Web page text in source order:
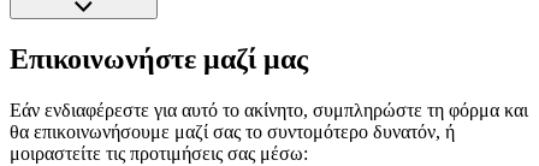
Επικοινωνήστε μαζί μας
Εάν ενδιαφέρεστε για αυτό το ακίνητο, συμπληρώστε τη φόρμα και
θα επικοινωνήσουμε μαζί σας το συντομότερο δυνατόν, ή
μοιραστείτε τις προτιμήσεις σας μέσω: